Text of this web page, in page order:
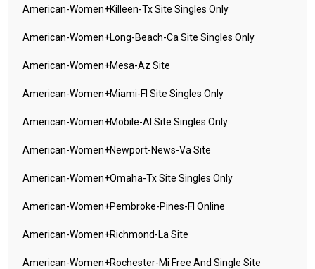
American-Women+killeen-Tx Site Singles Only
American-Women+long-Beach-Ca Site Singles Only
American-Women+mesa-Az Site
American-Women+miami-Fl Site Singles Only
American-Women+mobile-Al Site Singles Only
American-Women+newport-News-Va Site
American-Women+omaha-Tx Site Singles Only
American-Women+pembroke-Pines-Fl Online
American-Women+richmond-La Site
American-Women+rochester-Mi Free And Single Site